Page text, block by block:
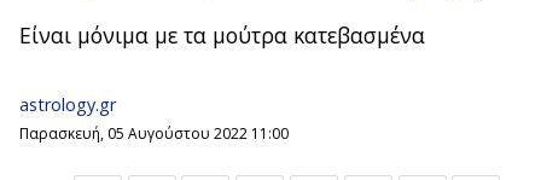
Είναι μόνιμα με τα μούτρα κατεβασμένα
astrology.gr
Παρασκευή, 05 Αυγούστου 2022 11:00